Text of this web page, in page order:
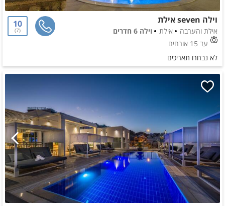
וילה seven אילת
אילת והערבה אילת
וילה 6 חדרים
עד 15 אורחים
10
7
לא נבחרו תאריכים